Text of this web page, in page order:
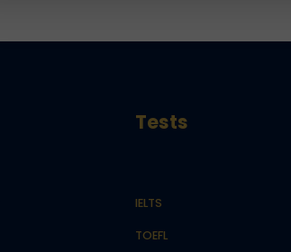
Tests
IELTS
TOEFL